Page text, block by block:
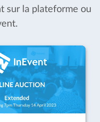
sur la plateforme ou